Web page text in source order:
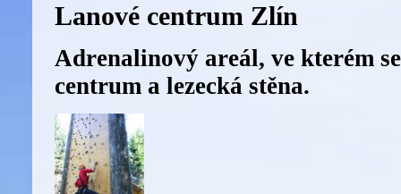
Lanové centrum Zlín
Adrenalinový areál, ve kterém
centrum a lezecká stěna.